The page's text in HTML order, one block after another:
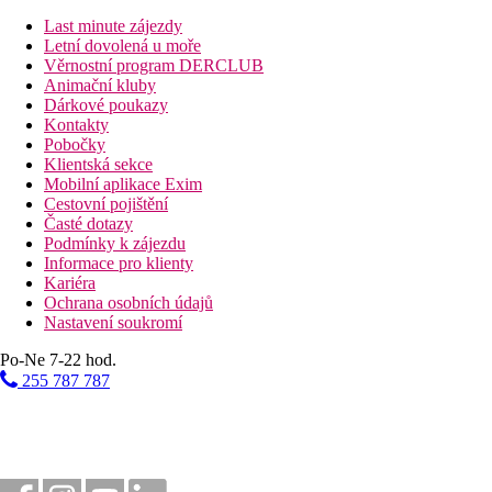
Druh pláže
Hotel přímo u pláže
Plážová dovolená
Bazény
Lehátka u bazénu
Slunečníky u bazénu
Fotogalerie
Last minute zájezdy
Letní dovolená u moře
Věrnostní program DERCLUB
Animační kluby
Dárkové poukazy
Kontakty
Pobočky
Klientská sekce
Mobilní aplikace Exim
Cestovní pojištění
Časté dotazy
Podmínky k zájezdu
Informace pro klienty
Kariéra
Ochrana osobních údajů
Nastavení soukromí
Po-Ne 7-22 hod.
255 787 787